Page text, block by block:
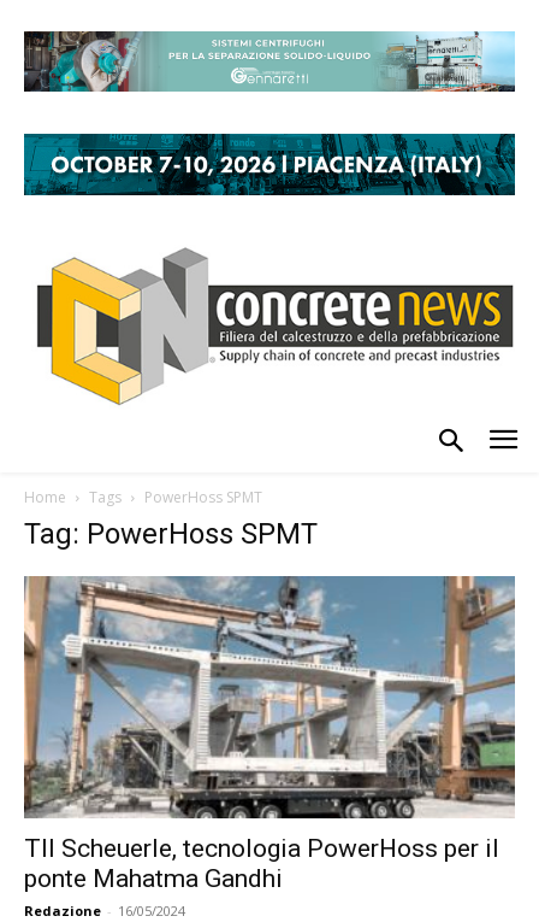
Home Tags PowerHoss SPMT
Tag: PowerHoss SPMT
TII Scheuerle, tecnologia PowerHoss per il
ponte Mahatma Gandhi
Redazione - 16/05/2024